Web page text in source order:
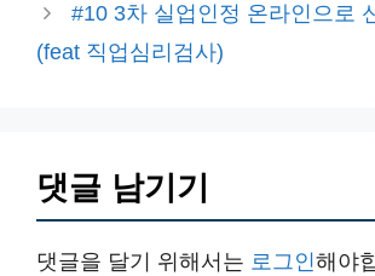
#10 3차 실업인정 온라인으로
(feat 직업심리검사)
댓글 남기기
댓글을 달기 위해서는 로그인해야